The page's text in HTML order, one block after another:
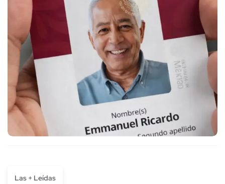
Las + Leídas